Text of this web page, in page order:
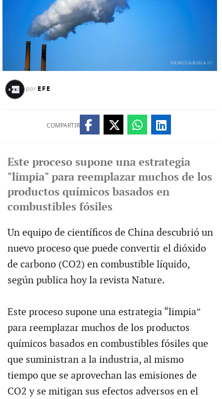
por EFE
COMPARTIR
Este proceso supone una estrategia
"limpia" para reemplazar muchos de los
productos químicos basados en
combustibles fósiles
Un equipo de científicos de China descubrió un
nuevo proceso que puede convertir el dióxido
de carbono (CO2) en combustible líquido,
según publica hoy la revista Nature.
Este proceso supone una estrategia “limpia”
para reemplazar muchos de los productos
químicos basados en combustibles fósiles que
que suministran a la industria, al mismo
tiempo que se aprovechan las emisiones de
CO2 y se mitigan sus efectos adversos en el